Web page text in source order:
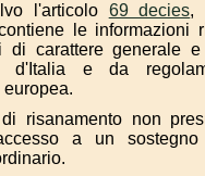
l'articolo 69 decies,
le informazioni
di carattere generale
d'Italia e da
risanamento non
a un sostegno